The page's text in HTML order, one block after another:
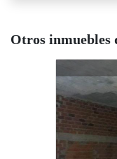
Otros inmuebles